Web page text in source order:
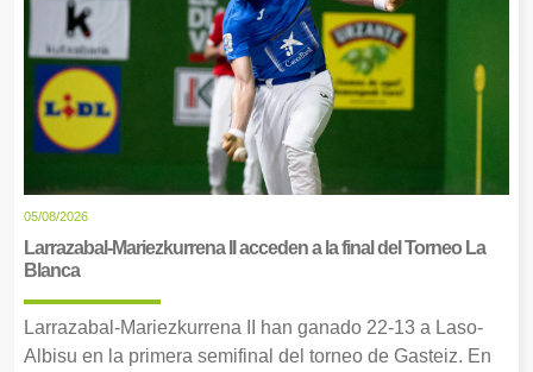
05/08/2026
Larrazabal-Mariezkurrena II acceden a la final del Torneo La
Blanca
Larrazabal-Mariezkurrena II han ganado 22-13 a Laso-
Albisu en la primera semifinal del torneo de Gasteiz. En